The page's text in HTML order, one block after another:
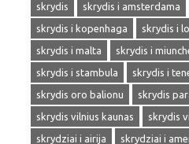
skrydis
skrydis i amsterdama
skrydis i kopenhaga
skrydis i
skrydis i malta
skrydis i
skrydis i stambula
skrydis i
skrydis oro balionu
skrydis
skrydis vilnius kaunas
skrydis
skrydziai i airija
skrydziai i